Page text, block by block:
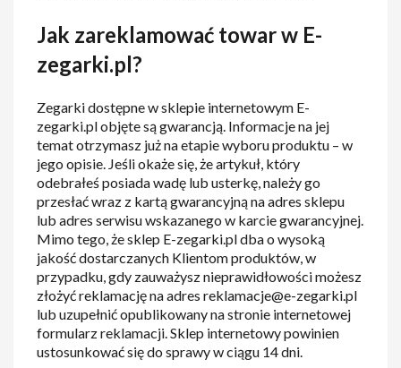
Jak zareklamować towar w E-
zegarki.pl?
Zegarki dostępne w sklepie internetowym E-
zegarki.pl objęte są gwarancją. Informacje na jej
temat otrzymasz już na etapie wyboru produktu – w
jego opisie. Jeśli okaże się, że artykuł, który
odebrałeś posiada wadę lub usterkę, należy go
przesłać wraz z kartą gwarancyjną na adres sklepu
lub adres serwisu wskazanego w karcie gwarancyjnej.
Mimo tego, że sklep E-zegarki.pl dba o wysoką
jakość dostarczanych Klientom produktów, w
przypadku, gdy zauważysz nieprawidłowości możesz
złożyć reklamację na adres reklamacje@e-zegarki.pl
lub uzupełnić opublikowany na stronie internetowej
formularz reklamacji. Sklep internetowy powinien
ustosunkować się do sprawy w ciągu 14 dni.